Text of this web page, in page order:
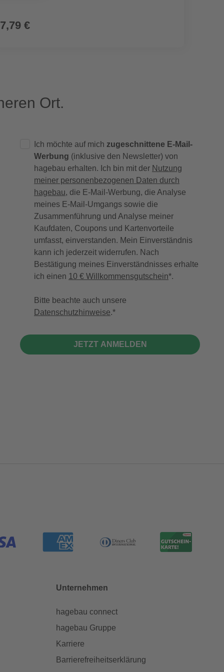
7,79 €
Ort.
Ich möchte auf mich zugeschnittene E-Mail-
Werbung (inklusive den Newsletter) von
hagebau erhalten. Ich bin mit der Nutzung
meiner personenbezogenen Daten durch
hagebau, die E-Mail-Werbung, die Analyse
meines E-Mail-Umgangs sowie die
Zusammenführung und Analyse meiner
Kaufdaten, Coupons und Kartenvorteile
umfasst, einverstanden. Mein Einverständnis
kann ich jederzeit widerrufen. Nach
Bestätigung meines Einverständnisses erhalte
ich einen 10 € Willkommensgutschein*.
Bitte beachte auch unsere
Datenschutzhinweise.
JETZT ANMELDEN
Unternehmen
hagebau connect
hagebau Gruppe
Karriere
Barrierefreiheitserklärung